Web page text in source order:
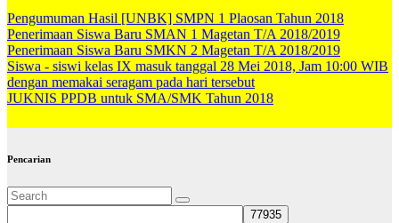
Penerimaan Siswa Baru SMAN 1 Magetan T/A 2018/2019
Penerimaan Siswa Baru SMKN 2 Magetan T/A 2018/2019
Siswa - siswi kelas IX masuk tanggal 28 Mei 2018, Jam 10:00 WIB
dengan memakai seragam pada hari tersebut
JUKNIS PPDB untuk SMA/SMK Tahun 2018
Pencarian